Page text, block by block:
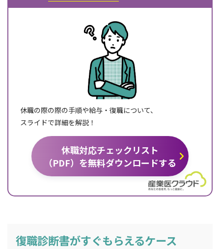
休職の際の際の手順や給与・復職について、
スライドで詳細を解説！
休職対応チェックリスト
（PDF）を無料ダウンロードする
復職診断書がすぐもらえるケース